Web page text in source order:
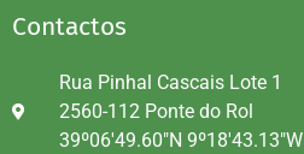
Contactos
Rua Pinhal Cascais Lote 1
2560-112 Ponte do Rol
39º06'49.60"N 9º18'43.13"W